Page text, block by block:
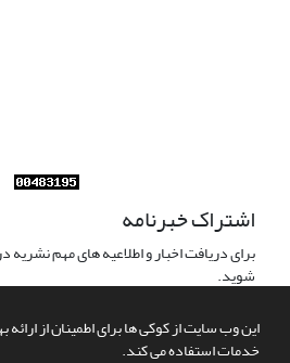
این وب سایت از کوکی ها برای اطمینان از ارائه
خدمات استفاده می کند.
اشتراک خبرنامه
برای دریافت اخبار و اطلاعیه های مهم
شوید.